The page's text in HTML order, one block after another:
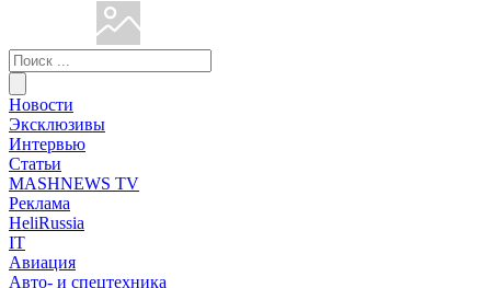
Новости
Эксклюзивы
Интервью
Статьи
MASHNEWS TV
Реклама
HeliRussia
IT
Авиация
Авто- и спецтехника